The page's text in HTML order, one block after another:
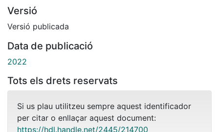
Versió
Versió publicada
Data de publicació
2022
Tots els drets reservats
Si us plau utilitzeu sempre aquest identificador
per citar o enllaçar aquest document:
https://hdl.handle.net/2445/214700